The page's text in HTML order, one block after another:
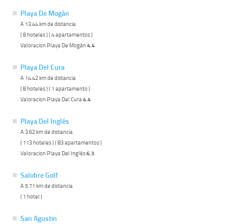
Playa De Mogán
A 13.44 km de distancia
( 8 hoteles ) ( 4 apartamentos )
Valoracion Playa De Mogán4.4
Playa Del Cura
A 14.42 km de distancia
( 8 hoteles ) ( 1 apartamento )
Valoracion Playa Del Cura 4.4
Playa Del Inglés
A 3.62 km de distancia
( 113 hoteles ) ( 83 apartamentos )
Valoracion Playa Del Inglés6.3
Salobre Golf
A 5.71 km de distancia
( 1 hotel )
San Agustin